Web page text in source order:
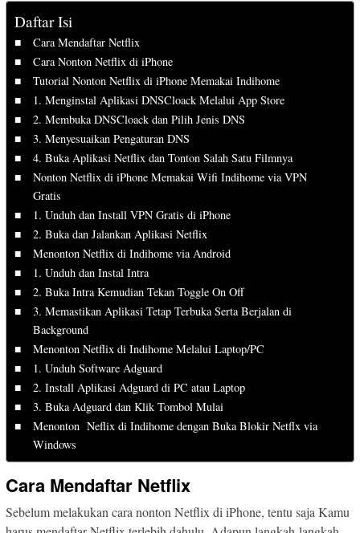
Daftar Isi
Cara Mendaftar Netflix
Cara Nonton Netflix di iPhone
Tutorial Nonton Netflix di iPhone Memakai Indihome
1. Menginstal Aplikasi DNSCloack Melalui App Store
2. Membuka DNSCloack dan Pilih Jenis DNS
3. Menyesuaikan Pengaturan DNS
4. Buka Aplikasi Netflix dan Tonton Salah Satu Filmnya
Nonton Netflix di iPhone Memakai Wifi Indihome via VPN
Gratis
1. Unduh dan Install VPN Gratis di iPhone
2. Buka dan Jalankan Aplikasi Netflix
Menonton Netflix di Indihome via Android
1. Unduh dan Instal Intra
2. Buka Intra Kemudian Tekan Toggle On Off
3. Memastikan Aplikasi Tetap Terbuka Serta Berjalan di
Background
Menonton Netflix di Indihome Melalui Laptop/PC
1. Unduh Software Adguard
2. Install Aplikasi Adguard di PC atau Laptop
3. Buka Adguard dan Klik Tombol Mulai
Menonton Neflix di Indihome dengan Buka Blokir Netflx via
Windows
Cara Mendaftar Netflix
Sebelum melakukan cara nonton Netflix di iPhone, tentu saja Kamu